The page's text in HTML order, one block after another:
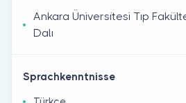
Ankara Üni̇versi̇tesi̇ Tıp
Dalı
Sprachkenntnisse